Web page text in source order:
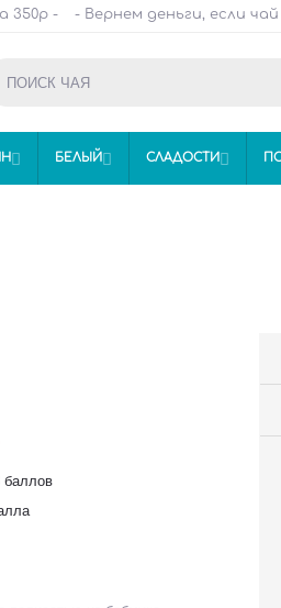
350р - - Вернем деньги, если
 БЕЛЫЙ СЛАДОСТИ
баллов